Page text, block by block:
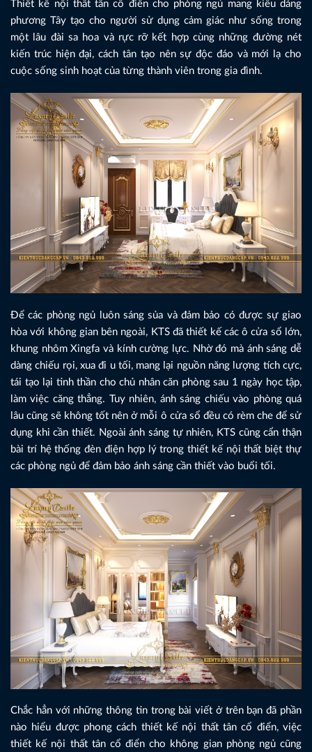
Thiết kế nội thất tân cổ điển cho phòng ngủ mang kiểu dáng
phương Tây tạo cho người sử dụng cảm giác như sống trong
một lâu đài sa hoa và rực rỡ kết hợp cùng những đường nét
kiến trúc hiện đại, cách tân tạo nên sự độc đáo và mới lạ cho
cuộc sống sinh hoạt của từng thành viên trong gia đình.
Để các phòng ngủ luôn sáng sủa và đảm bảo có được sự giao
hòa với không gian bên ngoài, KTS đã thiết kế các ô cửa sổ lớn,
khung nhôm Xingfa và kính cường lực. Nhờ đó mà ánh sáng dễ
dàng chiếu rọi, xua đi u tối, mang lại nguồn năng lượng tích cực,
tái tạo lại tinh thần cho chủ nhân căn phòng sau 1 ngày học tập,
làm việc căng thẳng. Tuy nhiên, ánh sáng chiếu vào phòng quá
lâu cũng sẽ không tốt nên ở mỗi ô cửa sổ đều có rèm che để sử
dụng khi cần thiết. Ngoài ánh sáng tự nhiên, KTS cũng cẩn thận
bài trí hệ thống đèn điện hợp lý trong thiết kế nội thất biệt thự
các phòng ngủ để đảm bảo ánh sáng cần thiết vào buổi tối.
Chắc hẳn với những thông tin trong bài viết ở trên bạn đã phần
nào hiểu được phong cách thiết kế nội thất tân cổ điển, việc
thiết kế nội thất tân cổ điển cho không gian phòng ngủ cũng